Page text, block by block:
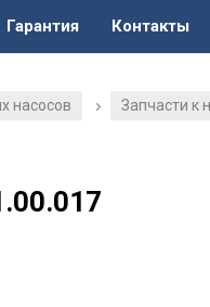
Гарантия Контакты
насосов / Запчасти к